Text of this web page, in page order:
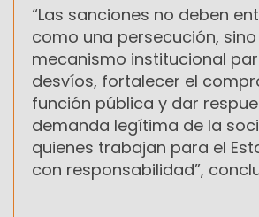
“Las sanciones no deben
como una persecución,
mecanismo institucional
desvíos, fortalecer el
función pública y dar
demanda legítima de la
quienes trabajan para el
con responsabilidad”,